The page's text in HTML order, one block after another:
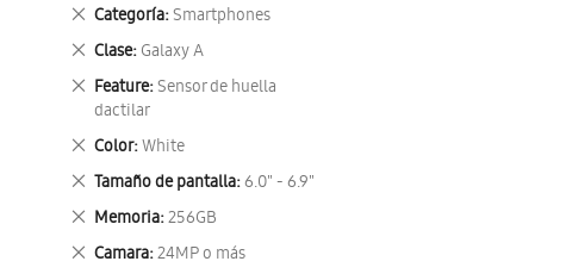
Categoría Smartphones
Eliminar
este
artículo
Clase Galaxy A
Eliminar
este
artículo
Feature Sensor de huella
dactilar
Eliminar
este
artículo
Color White
Eliminar
este
artículo
Tamaño de pantalla 6.0" - 6.9"
Eliminar
este
artículo
Memoria 256GB
Eliminar
este
artículo
Camara 24MP o más
Eliminar